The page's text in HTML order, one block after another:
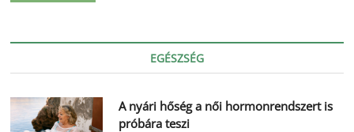
EGÉSZSÉG
A nyári hőség a női hormonrendszert is
próbára teszi